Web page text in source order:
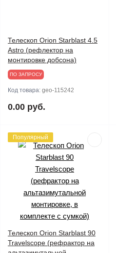
Телескоп Orion Starblast 4.5
Astro (рефлектор на
монтировке добсона)
ПО ЗАПРОСУ
Код товара: geo-115242
0.00 руб.
Популярный
Телескоп Orion Starblast 90
Travelscope (рефрактор на